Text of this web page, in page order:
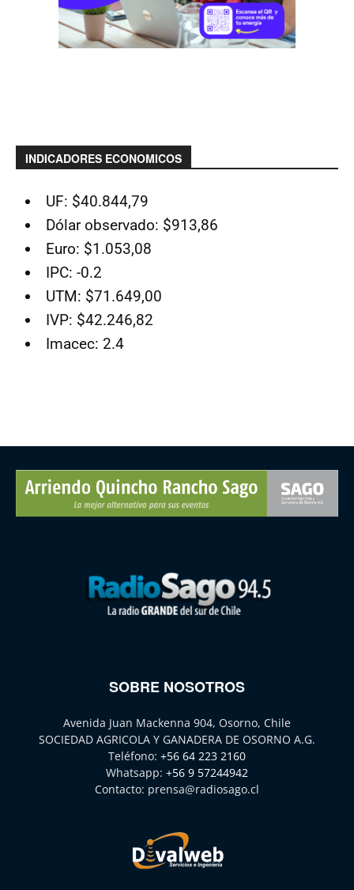
INDICADORES ECONOMICOS
UF: $40.844,79
Dólar observado: $913,86
Euro: $1.053,08
IPC: -0.2
UTM: $71.649,00
IVP: $42.246,82
Imacec: 2.4
SOBRE NOSOTROS
Avenida Juan Mackenna 904, Osorno, Chile
SOCIEDAD AGRICOLA Y GANADERA DE OSORNO A.G.
Teléfono: +56 64 223 2160
Whatsapp: +56 9 57244942
Contacto: prensa@radiosago.cl